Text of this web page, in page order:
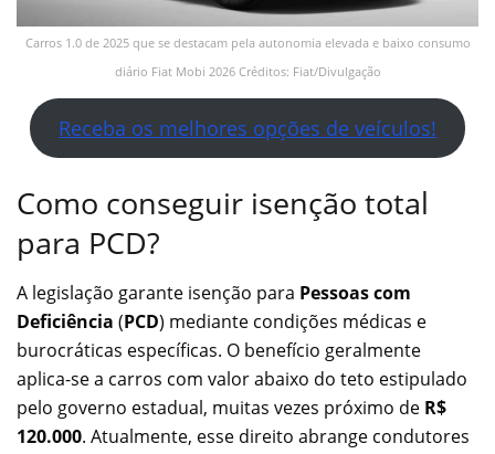
Carros 1.0 de 2025 que se destacam pela autonomia elevada e baixo consumo
diário Fiat Mobi 2026 Créditos: Fiat/Divulgação
Receba os melhores opções de veículos!
Como conseguir isenção total
para PCD?
A legislação garante isenção para Pessoas com
Deficiência (PCD) mediante condições médicas e
burocráticas específicas. O benefício geralmente
aplica-se a carros com valor abaixo do teto estipulado
pelo governo estadual, muitas vezes próximo de R$
120.000. Atualmente, esse direito abrange condutores